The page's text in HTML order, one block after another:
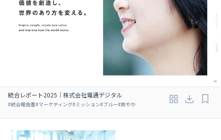
統合レポート2025｜株式会社電通デジタル
#統合報告書#マーケティング#ミッション#ブルー#爽やか